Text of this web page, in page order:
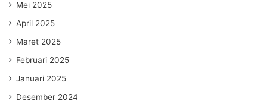
Mei 2025
April 2025
Maret 2025
Februari 2025
Januari 2025
Desember 2024